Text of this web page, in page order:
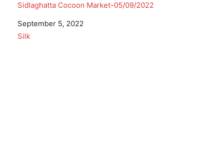
Sidlaghatta Cocoon Market-05/09/2022
Date
September 5, 2022
In relation to
Silk